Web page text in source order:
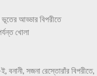
আড্ডার বিপরীতে
খোলা
সজনা রেস্তোরাঁর বিপরীতে,